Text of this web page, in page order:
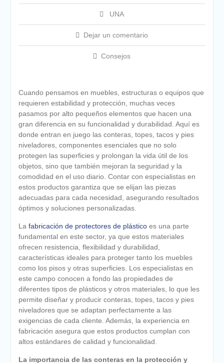
UNA
Dejar un comentario
Consejos
Cuando pensamos en muebles, estructuras o equipos que
requieren estabilidad y protección, muchas veces
pasamos por alto pequeños elementos que hacen una
gran diferencia en su funcionalidad y durabilidad. Aquí es
donde entran en juego las conteras, topes, tacos y pies
niveladores, componentes esenciales que no solo
protegen las superficies y prolongan la vida útil de los
objetos, sino que también mejoran la seguridad y la
comodidad en el uso diario. Contar con especialistas en
estos productos garantiza que se elijan las piezas
adecuadas para cada necesidad, asegurando resultados
óptimos y soluciones personalizadas.
La fabricación de protectores de plásticoes una parte
fundamental en este sector, ya que estos materiales
ofrecen resistencia, flexibilidad y durabilidad,
características ideales para proteger tanto los muebles
como los pisos y otras superficies. Los especialistas en
este campo conocen a fondo las propiedades de
diferentes tipos de plásticos y otros materiales, lo que les
permite diseñar y producir conteras, topes, tacos y pies
niveladores que se adaptan perfectamente a las
exigencias de cada cliente. Además, la experiencia en
fabricación asegura que estos productos cumplan con
altos estándares de calidad y funcionalidad.
La importancia de las conteras en la protección y